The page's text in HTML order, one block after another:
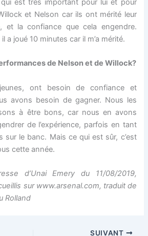
qui est très important pour lui et pour
et Nelson car ils ont mérité leur
et la confiance que cela engendre.
a joué 10 minutes car il m’a mérité.
de Nelson et de Willock?
ont besoin de confiance et
avons besoin de gagner. Nous les
à être bons, car nous en avons
de l’expérience, parfois en tant
sur le banc. Mais ce qui est sûr, c’est
cette année.
d’Unai Emery du 11/08/2019,
sur www.arsenal.com, traduit de
Rolland
SUIVANT